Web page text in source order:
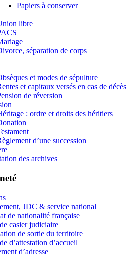
Papiers à conserver
libre
séparation de corps
et modes de sépulture
et capitaux versés en cas de décès
de réversion
: ordre et droits des héritiers
d’une succession
des archives
JDC & service national
de nationalité française
casier judiciaire
de sortie du territoire
d’attestation d’accueil
d’adresse